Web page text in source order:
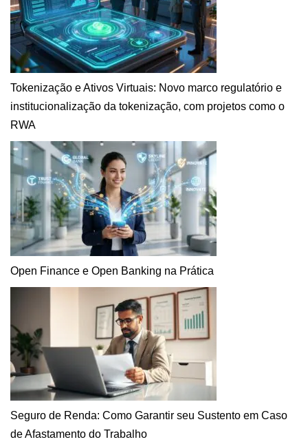
Tokenização e Ativos Virtuais: Novo marco regulatório e
institucionalização da tokenização, com projetos como o
RWA
Open Finance e Open Banking na Prática
Seguro de Renda: Como Garantir seu Sustento em Caso
de Afastamento do Trabalho